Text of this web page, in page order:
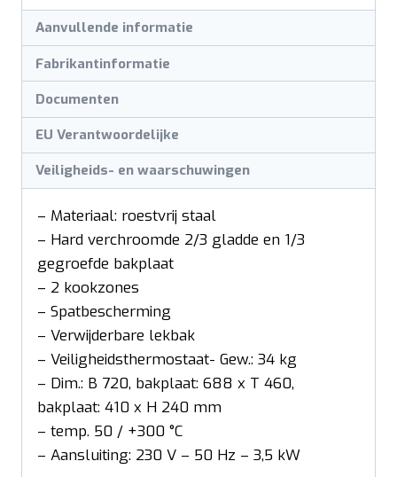
Aanvullende informatie
Fabrikantinformatie
Documenten
EU Verantwoordelijke
Veiligheids- en waarschuwingen
– Materiaal: roestvrij staal
– Hard verchroomde 2/3 gladde en 1/3
gegroefde bakplaat
– 2 kookzones
– Spatbescherming
– Verwijderbare lekbak
– Veiligheidsthermostaat- Gew.: 34 kg
– Dim.: B 720, bakplaat: 688 x T 460,
bakplaat: 410 x H 240 mm
– temp. 50 / +300 °C
– Aansluiting: 230 V – 50 Hz – 3,5 kW